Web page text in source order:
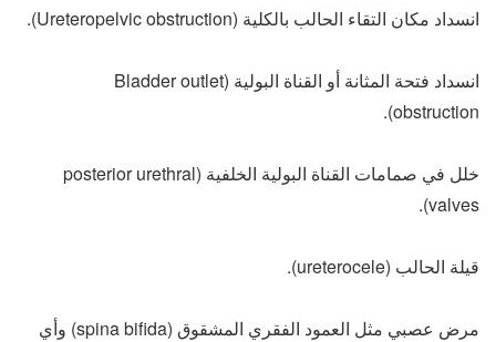
انسداد مكان التقاء الحالب بالكلية (Ureteropelvic obstruction).
انسداد فتحة المثانة أو القناة البولية (Bladder outlet
obstruction).
خلل في صمامات القناة البولية الخلفية (posterior urethral
valves).
قيلة الحالب (ureterocele).
مرض عصبي مثل العمود الفقري المشقوق (spina bifida) وأي